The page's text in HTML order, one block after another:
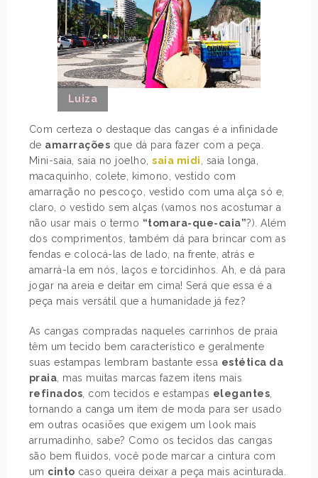
Luiza
Com certeza o destaque das cangas é a infinidade
de amarrações que dá para fazer com a peça.
Mini-saia, saia no joelho,saia midi
, saia longa,
macaquinho, colete, kimono, vestido com
amarração no pescoço, vestido com uma alça só e,
claro, o vestido sem alças (vamos nos acostumar a
não usar mais o termo “tomara-que-caia”?). Além
dos comprimentos, também dá para brincar com as
fendas e colocá-las de lado, na frente, atrás e
amarrá-la em nós, laços e torcidinhos. Ah, e dá para
jogar na areia e deitar em cima! Será que essa é a
peça mais versátil que a humanidade já fez?
As cangas compradas naqueles carrinhos de praia
têm um tecido bem característico e geralmente
suas estampas lembram bastante essa estética da
praia , mas muitas marcas fazem itens mais
refinados , com tecidos e estampas elegantes
tornando a canga um item de moda para ser usado
em outras ocasiões que exigem um look mais
arrumadinho, sabe? Como os tecidos das cangas
são bem fluidos, você pode marcar a cintura com
um cinto caso queira deixar a peça mais acinturada.